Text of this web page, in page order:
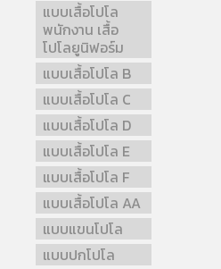
แบบเสื้อโปโล
พนักงาน เสื้อ
โปโลยูนิฟอร์ม
แบบเสื้อโปโล B
แบบเสื้อโปโล C
แบบเสื้อโปโล D
แบบเสื้อโปโล E
แบบเสื้อโปโล F
แบบเสื้อโปโล AA
แบบแขนโปโล
แบบปกโปโล